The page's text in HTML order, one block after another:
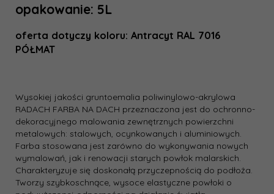
opakowanie: 5L
oferta dotyczy koloru: Antracyt RAL 7016
PÓŁMAT
Wysokiej jakości gruntoemalia poliwinylowo-akrylowa
RADACH FARBA NA DACH przeznaczona jest do ochronno-
dekoracyjnego malowania zewnętrznych powierzchni
metalowych: stalowych, ocynkowanych i aluminiowych.
Farba stosowana jest zarówno do wykonywania nowych
wymalowań, jak i renowacji starych powłok malarskich.
Charakteryzuje się doskonałą przyczepnością do podłoża.
Tworzy szybkoschnące, wysoce elastyczne powłoki o